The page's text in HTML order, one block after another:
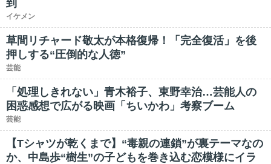
到
イケメン
草間リチャード敬太が本格復帰！「完全復活」を後
押しする“圧倒的な人徳”
芸能
「処理しきれない」青木裕子、東野幸治…芸能人の
困惑感想で広がる映画「ちいかわ」考察ブーム
芸能
【Tシャツが乾くまで】“毒親の連鎖”が裏テーマなの
か、中島歩“樹生”の子どもを巻き込む恋模様にイラ